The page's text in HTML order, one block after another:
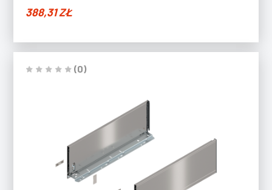
388,31ZŁ
(0)